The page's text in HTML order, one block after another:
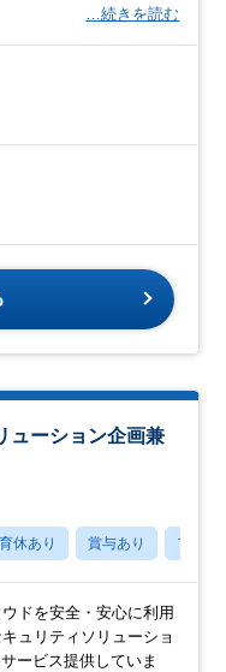
…続きを読む
ューション企画兼
休あり 賞与あり フレッ
ドを安全・安心に利用
ュリティソリューショ
ービス提供していま